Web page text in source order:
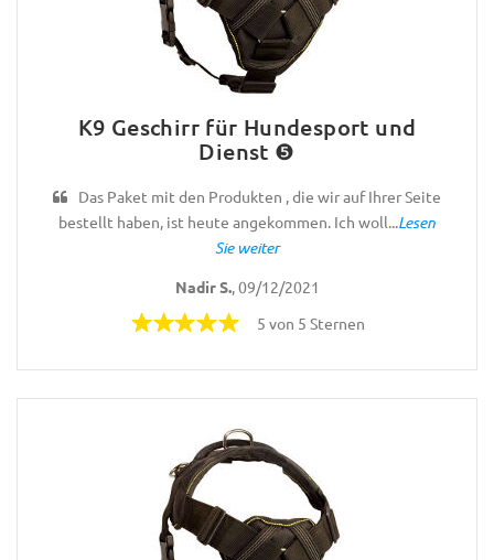
K9 Geschirr für Hundesport und
Dienst ❺
Das Paket mit den Produkten , die wir auf Ihrer Seite
bestellt haben, ist heute angekommen. Ich woll...Lesen
Sie weiter
Nadir S., 09/12/2021
5 von 5 Sternen